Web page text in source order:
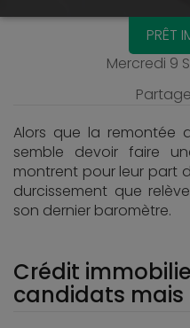
PRÊT
Mercredi 9
Alors que la remontée
semble devoir faire
montrent pour leur part
durcissement que
son dernier baromètre.
Crédit
candidats mais